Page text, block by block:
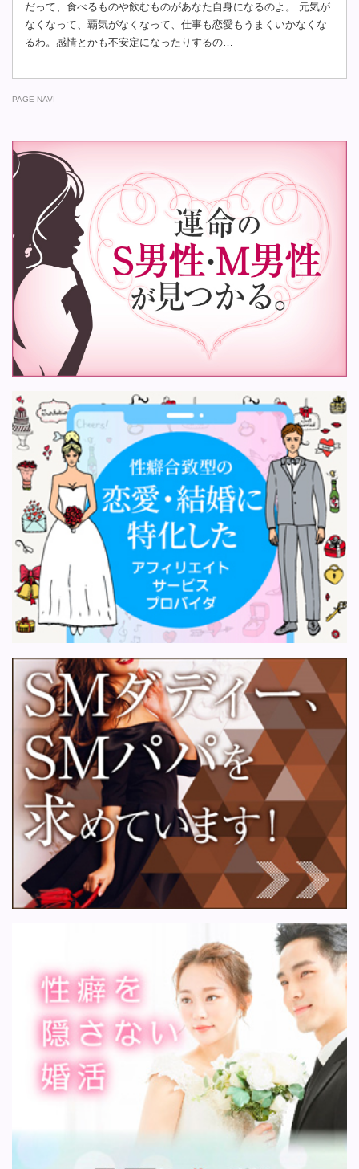
だって、食べるものや飲むものがあなた自身になるのよ。 元気が
なくなって、覇気がなくなって、仕事も恋愛もうまくいかなくな
るわ。感情とかも不安定になったりするの…
PAGE NAVI